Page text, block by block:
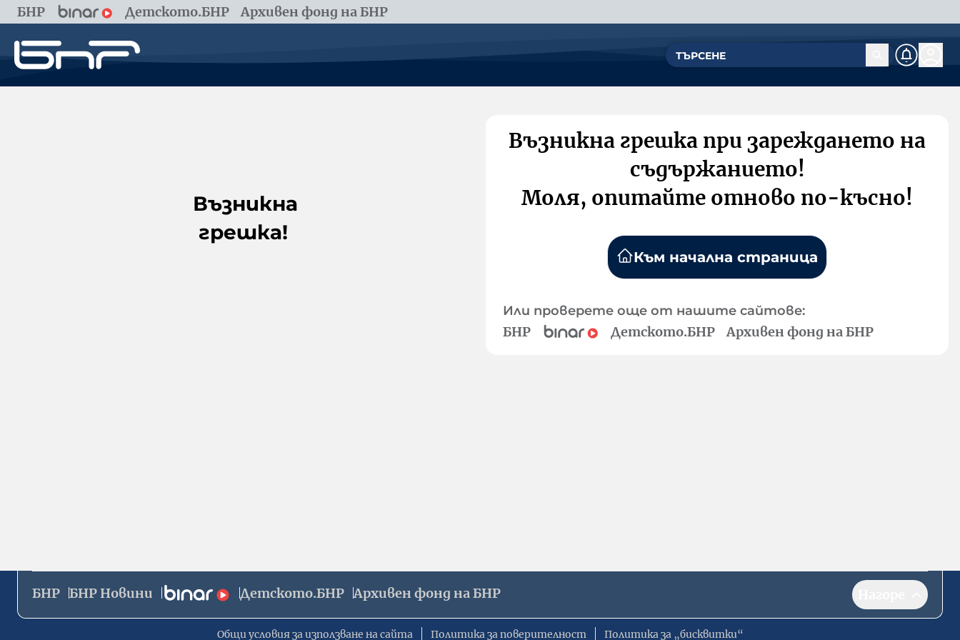
БНР Детското.БНР Архивен фонд на БНР
Възникна
грешка!
Възникна грешка при зареждането на
съдържанието!
Моля, опитайте отново по-късно!
Към начална страница
Или проверете още от нашите сайтове:
БНР Детското.БНР Архивен фонд на БНР
БНР БНР Новини Детското.БНР Архивен фонд на БНР
Общи условия за използване на сайта Политика за поверителност Политика за „бисквитки“